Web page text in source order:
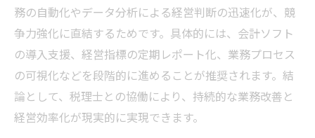
務の自動化やデータ分析による経営判断の迅速化が、競
争力強化に直結するためです。具体的には、会計ソフト
の導入支援、経営指標の定期レポート化、業務プロセス
の可視化などを段階的に進めることが推奨されます。結
論として、税理士との協働により、持続的な業務改善と
経営効率化が現実的に実現できます。